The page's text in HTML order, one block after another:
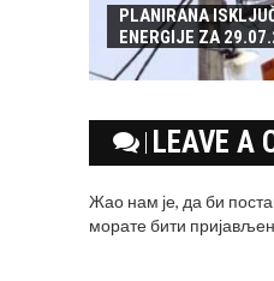
PLANIRANA
ENERGIJE ZA
LEAVE A
Жао нам је, да би
моратебити